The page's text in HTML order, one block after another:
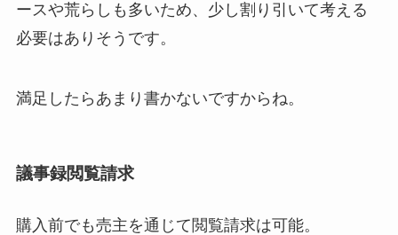
ースや荒らしも多いため、少し割り引いて考える
必要はありそうです。
満足したらあまり書かないですからね。
議事録閲覧請求
購入前でも売主を通じて閲覧請求は可能。